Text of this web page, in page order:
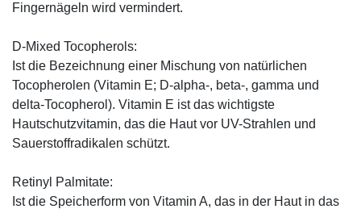
Fingernägeln wird vermindert.
D-Mixed Tocopherols:
Ist die Bezeichnung einer Mischung von natürlichen
Tocopherolen (Vitamin E; D-alpha-, beta-, gamma und
delta-Tocopherol). Vitamin E ist das wichtigste
Hautschutzvitamin, das die Haut vor UV-Strahlen und
Sauerstoffradikalen schützt.
Retinyl Palmitate:
Ist die Speicherform von Vitamin A, das in der Haut in das